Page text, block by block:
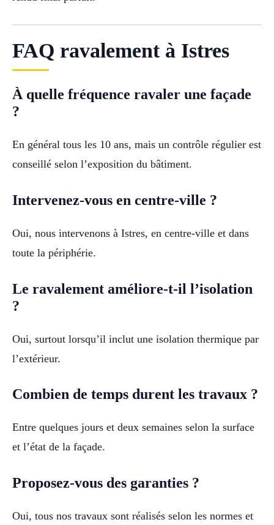
FAQ ravalement à Istres
À quelle fréquence ravaler une façade
?
En général tous les 10 ans, mais un contrôle régulier est
conseillé selon l’exposition du bâtiment.
Intervenez-vous en centre-ville ?
Oui, nous intervenons à Istres, en centre-ville et dans
toute la périphérie.
Le ravalement améliore-t-il l’isolation
?
Oui, surtout lorsqu’il inclut une isolation thermique par
l’extérieur.
Combien de temps durent les travaux ?
Entre quelques jours et deux semaines selon la surface
et l’état de la façade.
Proposez-vous des garanties ?
Oui, tous nos travaux sont réalisés selon les normes et